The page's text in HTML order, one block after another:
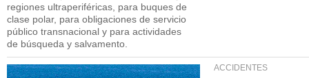
regiones ultraperiféricas, para buques de
clase polar, para obligaciones de servicio
público transnacional y para actividades
de búsqueda y salvamento.
ACCIDENTES